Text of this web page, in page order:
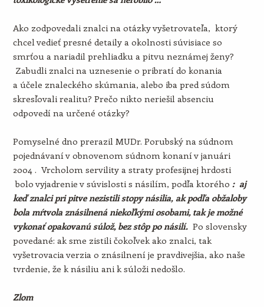
Ako zodpovedali znalci na otázky vyšetrovateľa, ktorý
chcel vedieť presné detaily a okolnosti súvisiace so
smrťou a nariadil prehliadku a pitvu neznámej ženy?
Zabudli znalci na uznesenie o pribratí do konania
a účele znaleckého skúmania, alebo iba pred súdom
skresľovali realitu? Prečo nikto neriešil absenciu
odpovedí na určené otázky?
Pomyselné dno prerazil MUDr. Porubský na súdnom
pojednávaní v obnovenom súdnom konaní v januári
2004 . Vrcholom servility a straty profesijnej hrdosti
bolo vyjadrenie v súvislosti s násilím, podľa ktorého : aj
keď znalci pri pitve nezistili stopy násilia, ak podľa obžaloby
bola mŕtvola znásilnená niekoľkými osobami, tak je možné
vykonať opakovanú súlož, bez stôp po násilí. Po slovensky
povedané: ak sme zistili čokoľvek ako znalci, tak
vyšetrovacia verzia o znásilnení je pravdivejšia, ako naše
tvrdenie, že k násiliu ani k súloži nedošlo.
Zlom